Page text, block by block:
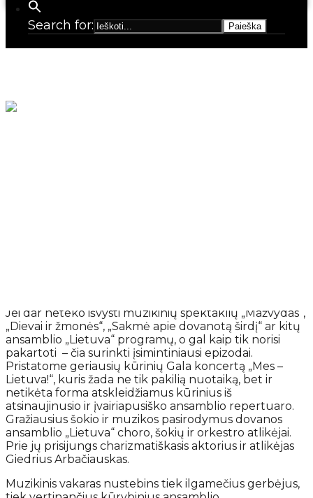
Search for:
Jei dar neteko išvysti muzikinių spektaklių „Mažvydas“,
„Dievai ir žmonės“, „Sakmė apie dovanotą širdį“ ar kitų
ansamblio „Lietuva“ programų, o gal kaip tik norisi
pakartoti – čia surinkti įsimintiniausi epizodai.
Pristatome geriausių kūrinių Gala koncertą „Mes –
Lietuva!“, kuris žada ne tik pakilią nuotaiką, bet ir
netikėta forma atskleidžiamus kūrinius iš
atsinaujinusio ir įvairiapusiško ansamblio repertuaro.
Gražiausius šokio ir muzikos pasirodymus dovanos
ansamblio „Lietuva“ choro, šokių ir orkestro atlikėjai.
Prie jų prisijungs charizmatiškasis aktorius ir atlikėjas
Giedrius Arbačiauskas.
Muzikinis vakaras nustebins tiek ilgamečius gerbėjus,